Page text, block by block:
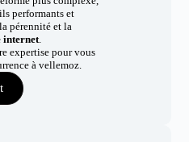
performants et
pérennité et la
internet.
expertise pour vous
à vellemoz.